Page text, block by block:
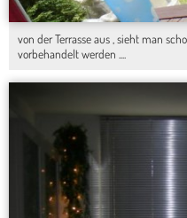
von der Terrasse aus , sieht man
vorbehandelt werden ....